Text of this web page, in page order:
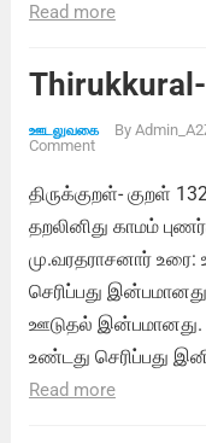
Read more
ஊடலுவகை By
Comment
திருக்குறள்- குறள்
தறலினிது காமம்
மு.வரதராசனார்
செரிப்பது
ஊடுதல் இன்பமானது.
உண்டது செரிப்பது
Read more